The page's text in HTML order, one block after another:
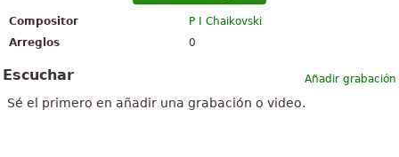
Compositor
P I Chaikovski
Arreglos
0
Añadir grabación
Escuchar
Sé el primero en añadir una grabación o video.